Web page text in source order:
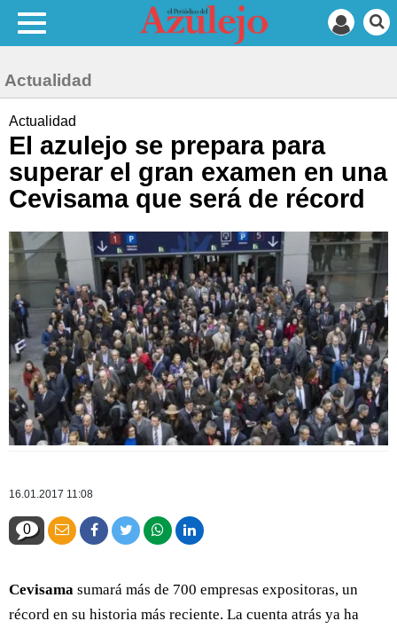
Actualidad
Actualidad
El azulejo se prepara para
superar el gran examen en una
Cevisama que será de récord
16.01.2017 11:08
0
Cevisama sumará más de 700 empresas expositoras, un
récord en su historia más reciente. La cuenta atrás ya ha